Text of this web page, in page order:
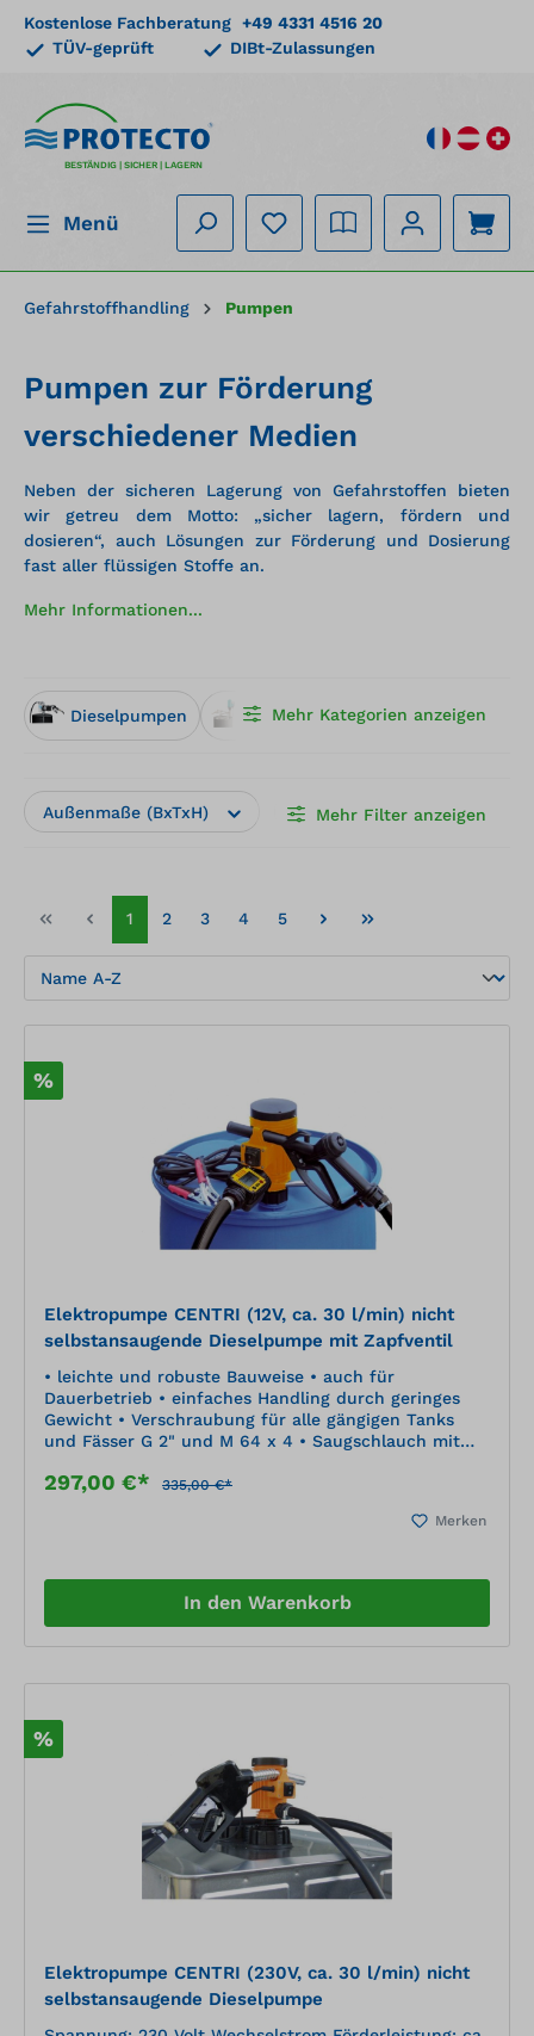
springen
Kostenlose Fachberatung +49 4331 4516 20
TÜV-geprüft
DIBt-Zulassungen
BESTÄNDIG | SICHER | LAGERN
Menü
Gefahrstoffhandling Pumpen
Pumpen zur Förderung
verschiedener Medien
Neben der sicheren Lagerung von Gefahrstoffen bieten
wir getreu dem Motto: „sicher lagern, fördern und
dosieren“, auch Lösungen zur Förderung und Dosierung
fast aller flüssigen Stoffe an.
Mehr Informationen...
Mehr Kategorien anzeigen
Dieselpumpen Fass- und IBC-Pumpen
Mehr Filter anzeigen
Außenmaße (BxTxH) Hersteller
1 2 3 4 5
%
Elektropumpe CENTRI (12V, ca. 30 l/min) nicht
selbstansaugende Dieselpumpe mit Zapfventil
• leichte und robuste Bauweise • auch für
Dauerbetrieb • einfaches Handling durch geringes
Gewicht • Verschraubung für alle gängigen Tanks
und Fässer G 2" und M 64 x 4 • Saugschlauch mit
297,00 €* 335,00 €*
Merken
In den Warenkorb
%
Elektropumpe CENTRI (230V, ca. 30 l/min) nicht
selbstansaugende Dieselpumpe